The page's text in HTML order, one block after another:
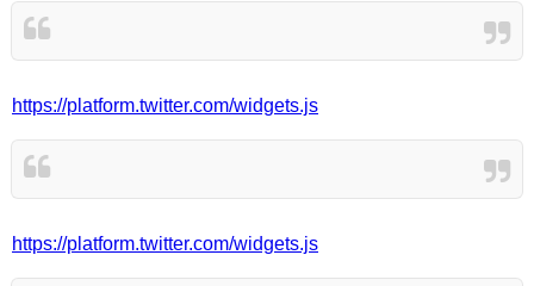
https://platform.twitter.com/widgets.js
https://platform.twitter.com/widgets.js